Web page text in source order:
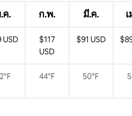
ค. ก.พ. มี.ค.
USD
$117
USD
$91 USD
44°F 50°F